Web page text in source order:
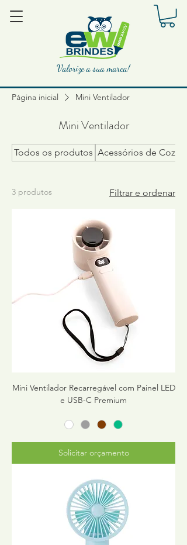
Valorize a sua marca!
Página inicial Mini Ventilador
Mini Ventilador
Todos os produtos Acessórios de Cozinha
3 produtos Filtrar e ordenar
Mini Ventilador Recarregável com Painel LED
e USB-C Premium
Solicitar orçamento